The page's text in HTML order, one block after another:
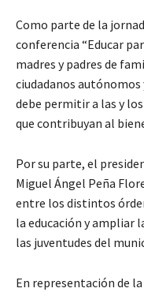
Como parte de la
conferencia “Educar
madres y padres de
ciudadanos autónomos
debe permitir a las y
que contribuyan al
Por su parte, el
Miguel Ángel Peña
entre los distintos
la educación y ampliar
las juventudes del
En representación de